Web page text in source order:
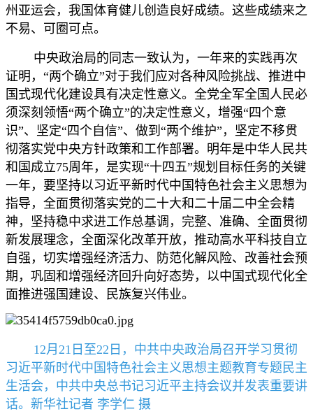
州亚运会，我国体育健儿创造良好成绩。这些成绩来之
不易、可圈可点。
中央政治局的同志一致认为，一年来的实践再次
证明，“两个确立”对于我们应对各种风险挑战、推进中
国式现代化建设具有决定性意义。全党全军全国人民必
须深刻领悟“两个确立”的决定性意义，增强“四个意
识”、坚定“四个自信”、做到“两个维护”，坚定不移贯
彻落实党中央方针政策和工作部署。明年是中华人民共
和国成立75周年，是实现“十四五”规划目标任务的关键
一年，要坚持以习近平新时代中国特色社会主义思想为
指导，全面贯彻落实党的二十大和二十届二中全会精
神，坚持稳中求进工作总基调，完整、准确、全面贯彻
新发展理念，全面深化改革开放，推动高水平科技自立
自强，切实增强经济活力、防范化解风险、改善社会预
期，巩固和增强经济回升向好态势，以中国式现代化全
面推进强国建设、民族复兴伟业。
12月21日至22日，中共中央政治局召开学习贯彻
习近平新时代中国特色社会主义思想主题教育专题民主
生活会，中共中央总书记习近平主持会议并发表重要讲
话。新华社记者 李学仁 摄